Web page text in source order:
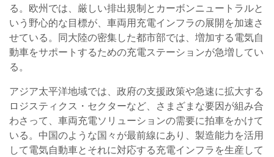
る。欧州では、厳しい排出規制とカーボンニュートラルと
いう野心的な目標が、車両用充電インフラの展開を加速さ
せている。同大陸の密集した都市部では、増加する電気自
動車をサポートするための充電ステーションが急増してい
る。
アジア太平洋地域では、政府の支援政策や急速に拡大する
ロジスティクス・セクターなど、さまざまな要因が組み合
わさって、車両充電ソリューションの需要に拍車をかけて
いる。中国のような国々が最前線にあり、製造能力を活用
して電気自動車とそれに対応する充電インフラを生産して